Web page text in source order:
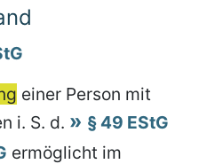
einer Person mit
i. S. d.
§ 49 EStG
ermöglicht im